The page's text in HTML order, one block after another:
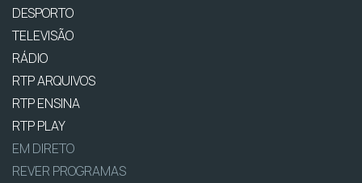
DESPORTO
TELEVISÃO
RÁDIO
RTP ARQUIVOS
RTP ENSINA
RTP PLAY
EM DIRETO
REVER PROGRAMAS